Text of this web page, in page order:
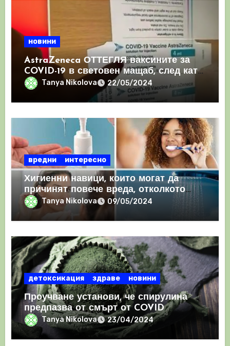
новини
AstraZeneca ОТТЕГЛЯ ваксините за
COVID-19 в световен мащаб, след като
призна, че те причиняват КРЪВНИ
съсиреци
Tanya Nikolova 22/05/2024
вредни интересно
Хигиенни навици, които могат да
причинят повече вреда, отколкото
ползаTanya Nikolova 09/05/2024
детоксикация здраве новини
Проучване установи, че спирулина
предпазва от смърт от COVID
Tanya Nikolova 23/04/2024